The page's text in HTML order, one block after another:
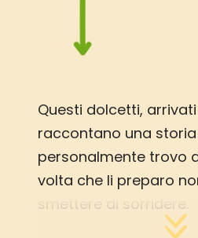
Questi dolcetti, arrivati
raccontano una
personalmente trovo
volta che li preparo
smettere di sorridere.
Le donne Amish, per